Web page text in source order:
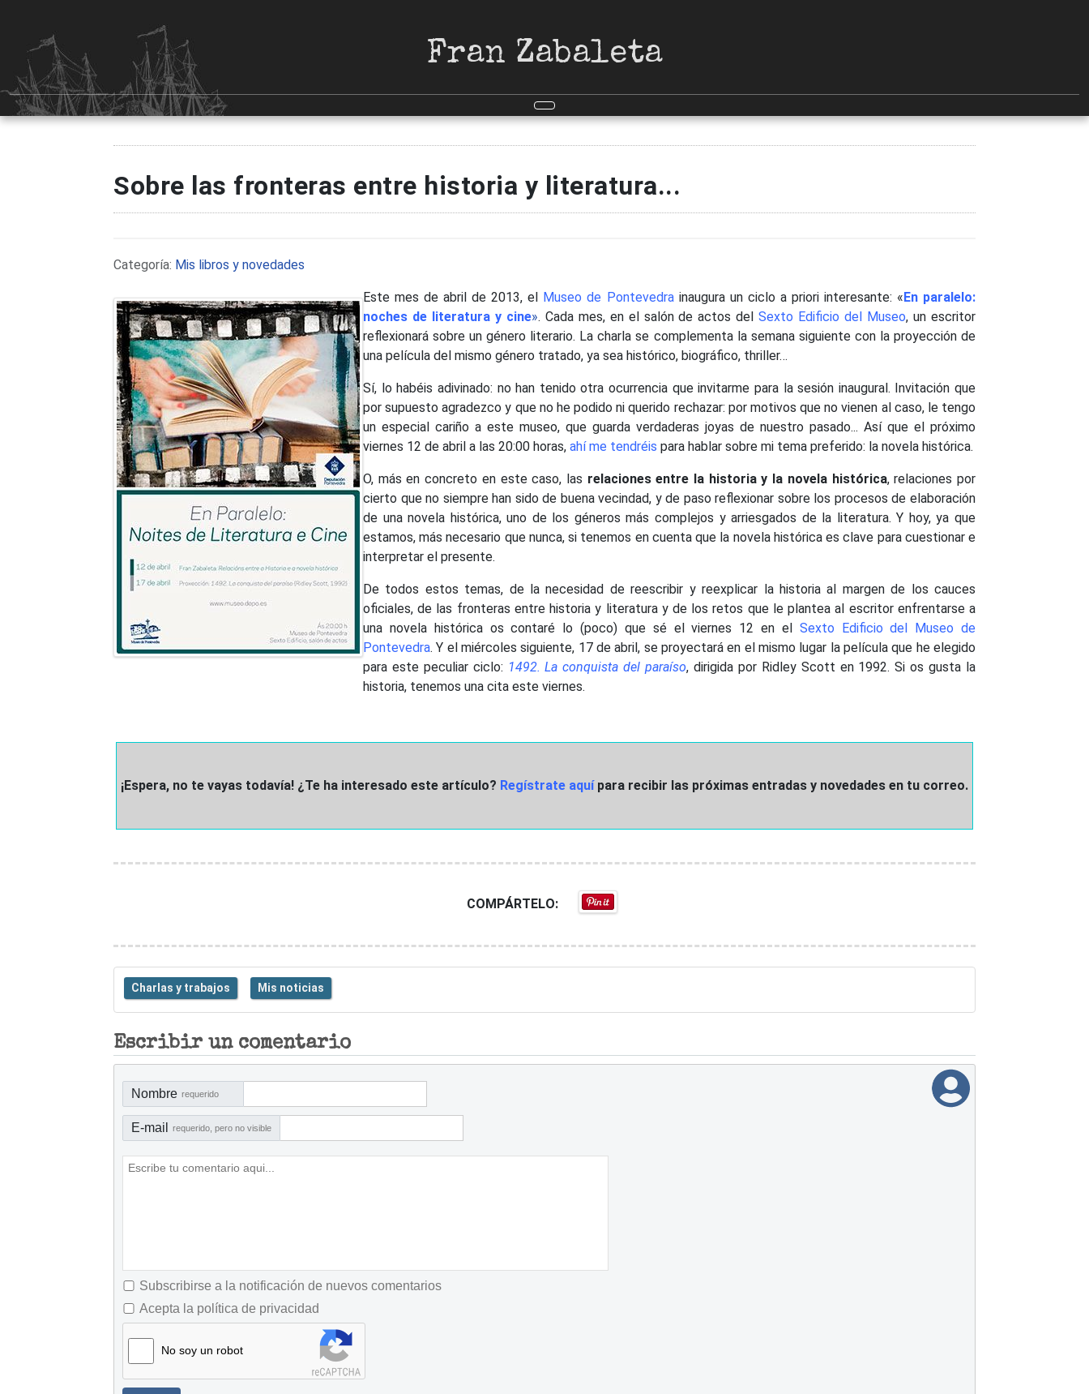
Fran Zabaleta
Sobre las fronteras entre historia y literatura...
Detalles
Categoría: Mis libros y novedades
Este mes de abril de 2013, el Museo de Pontevedrainaugura un ciclo a priori interesante: «En paralelo:
noches de literatura y cine». Cada mes, en el salón de actos delSexto Edificio del Museo, un escritor
reflexionará sobre un género literario. La charla se complementa la semana siguiente con la proyección de
una película del mismo género tratado, ya sea histórico, biográfico, thriller…
Sí, lo habéis adivinado: no han tenido otra ocurrencia que invitarme para la sesión inaugural. Invitación que
por supuesto agradezco y que no he podido ni querido rechazar: por motivos que no vienen al caso, le tengo
un especial cariño a este museo, que guarda verdaderas joyas de nuestro pasado... Así que el próximo
viernes 12 de abril a las 20:00 horas, ahí me tendréis para hablar sobre mi tema preferido: la novela histórica.
O, más en concreto en este caso, las relaciones entre la historia y la novela histórica, relaciones por
cierto que no siempre han sido de buena vecindad, y de paso reflexionar sobre los procesos de elaboración
de una novela histórica, uno de los géneros más complejos y arriesgados de la literatura. Y hoy, ya que
estamos, más necesario que nunca, si tenemos en cuenta que la novela histórica es clave para cuestionar e
interpretar el presente.
De todos estos temas, de la necesidad de reescribir y reexplicar la historia al margen de los cauces
oficiales, de las fronteras entre historia y literatura y de los retos que le plantea al escritor enfrentarse a
una novela histórica os contaré lo (poco) que sé el viernes 12 en el Sexto Edificio del Museo de
Pontevedra. Y el miércoles siguiente, 17 de abril, se proyectará en el mismo lugar la película que he elegido
para este peculiar ciclo: 1492. La conquista del paraíso, dirigida por Ridley Scott en 1992. Si os gusta la
historia, tenemos una cita este viernes.
¡Espera, no te vayas todavía! ¿Te ha interesado este artículo? Regístrate aquí para recibir las próximas entradas y novedades en tu correo.
COMPÁRTELO:
Charlas y trabajos Mis noticias
Escribir un comentario
Nombre requerido
E-mail requerido, pero no visible
Subscribirse a la notificación de nuevos comentarios
Acepta la política de privacidad
No soy un robot